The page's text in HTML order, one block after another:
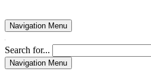
Navigation Menu
Search for...
Navigation Menu